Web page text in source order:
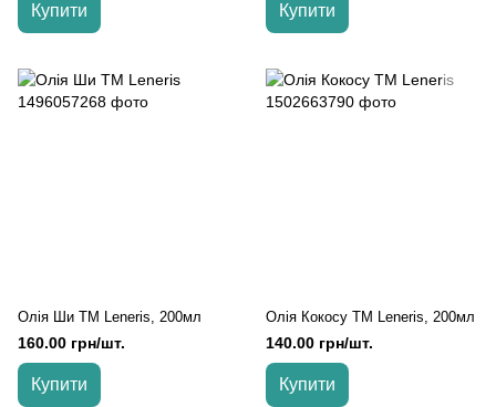
Купити Купити
Олія Ши TM Leneris, 200мл
160.00 грн/шт.
Купити
Олія Кокосу TM Leneris, 200мл
140.00 грн/шт.
Купити